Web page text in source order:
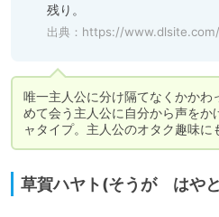
残り。
出典： https://www.dlsite.com/maniax/
唯一主人公に分け隔てなくかかわ
めて会う主人公に自分から声をか
ャタイプ。主人公のオタク趣味に
草賀ハヤト(そうが はや